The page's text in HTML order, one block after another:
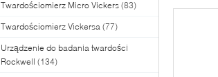
Twardościomierz Micro Vickers (83)
Twardościomierz Vickersa (77)
Urządzenie do badania twardości
Rockwell (134)